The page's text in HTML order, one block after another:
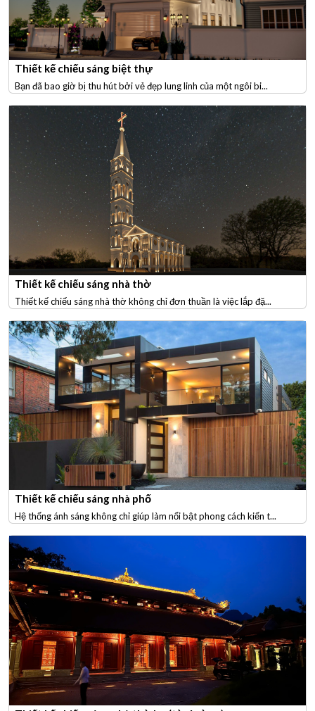
Thiết kế chiếu sáng biệt thự
Bạn đã bao giờ bị thu hút bởi vẻ đẹp lung linh của một ngôi bi...
Thiết kế chiếu sáng nhà thờ
Thiết kế chiếu sáng nhà thờ không chỉ đơn thuần là việc lắp đặ...
Thiết kế chiếu sáng nhà phố
Hệ thống ánh sáng không chỉ giúp làm nổi bật phong cách kiến t...